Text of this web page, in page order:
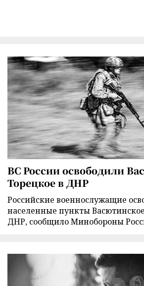
ВС России освободили
Торецкое в ДНР
Российские военнослужащие
населенные пункты
ДНР, сообщило Минобороны